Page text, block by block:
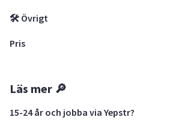
🛠 Övrigt
Pris
Läs mer 🔎
15-24 år och jobba via Yepstr?